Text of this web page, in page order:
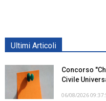
Ultimi Articoli
Concorso
Civile
06/08/2026